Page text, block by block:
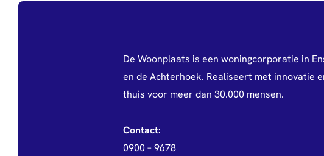
De Woonplaats is een woningcorporatie in
en de Achterhoek. Realiseert met innovatie
thuis voor meer dan 30.000 mensen.
Contact:
0900 – 9678